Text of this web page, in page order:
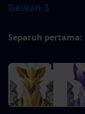
Dewan 3
Separuh pertama: